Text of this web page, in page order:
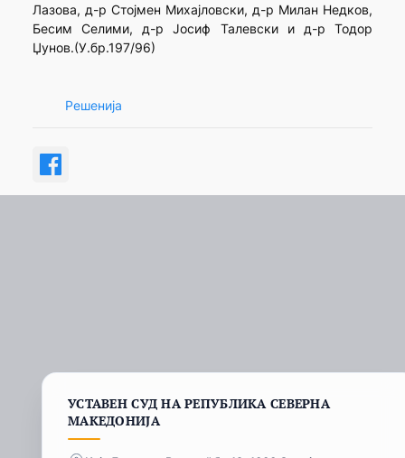
Лазова, д-р Стојмен Михајловски, д-р Милан Недков,
Бесим Селими, д-р Јосиф Талевски и д-р Тодор
Џунов.(У.бр.197/96)
Решенија
УСТАВЕН СУД НА РЕПУБЛИКА СЕВЕРНА
МАКЕДОНИЈА